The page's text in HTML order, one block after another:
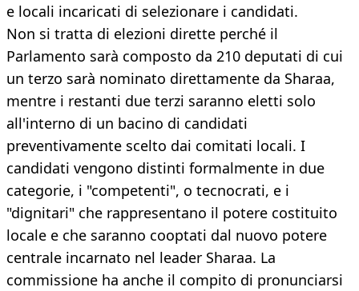
e locali incaricati di selezionare i candidati.
Non si tratta di elezioni dirette perché il
Parlamento sarà composto da 210 deputati di cui
un terzo sarà nominato direttamente da Sharaa,
mentre i restanti due terzi saranno eletti solo
all'interno di un bacino di candidati
preventivamente scelto dai comitati locali. I
candidati vengono distinti formalmente in due
categorie, i "competenti", o tecnocrati, e i
"dignitari" che rappresentano il potere costituito
locale e che saranno cooptati dal nuovo potere
centrale incarnato nel leader Sharaa. La
commissione ha anche il compito di pronunciarsi